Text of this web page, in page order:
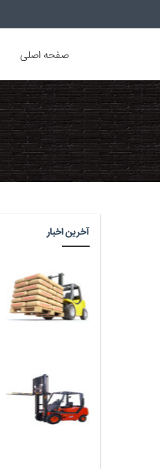
صفحه اصلی
آخرین اخبار